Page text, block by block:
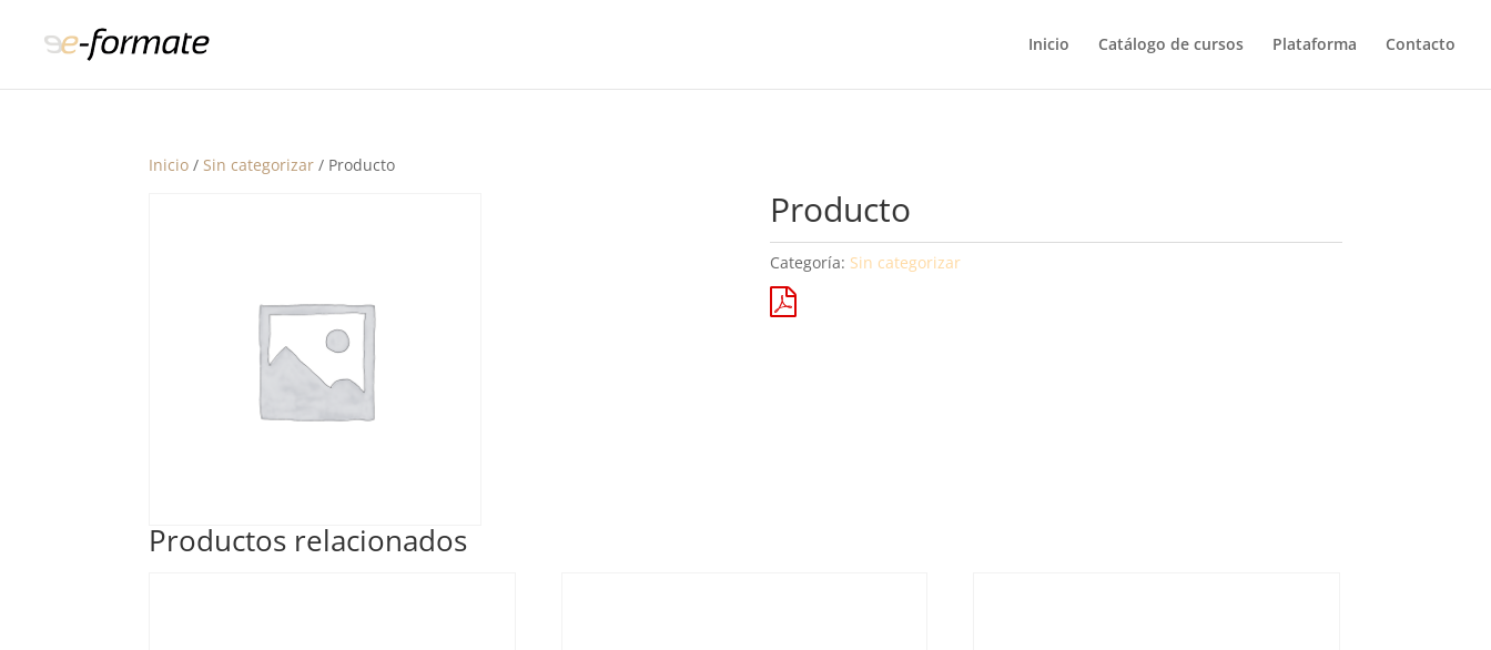
Inicio Catálogo de cursos Plataforma Contacto
Inicio / Sin categorizar / Producto
Producto
Categoría: Sin categorizar
Productos relacionados